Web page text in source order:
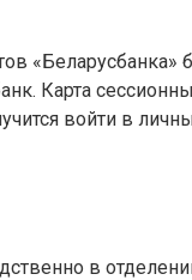
Карта
войти в
в